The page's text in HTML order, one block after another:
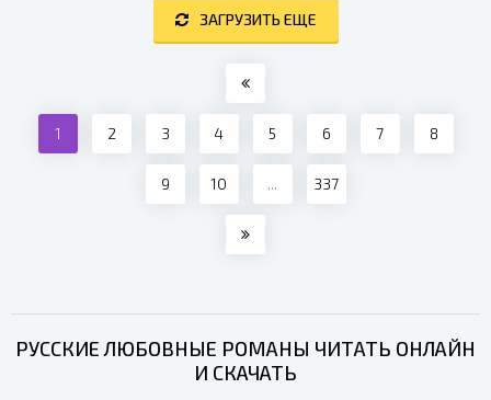
РУССКИЕ ЛЮБОВНЫЕ РОМАНЫ ЧИТАТЬ ОНЛАЙН
И СКАЧАТЬ
о котором он не спешит
говорить. Ей предстоит
пройти через страх,
ЗАГРУЗИТЬ ЕЩЕ
1 2 3 4 5 6 7 8
9 10 ... 337